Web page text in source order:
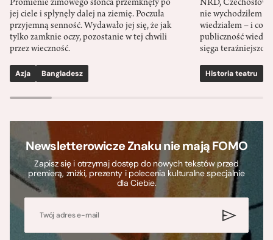
Promienie zimowego słońca przemknęły po
jej ciele i spłynęły dalej na ziemię. Poczuła
przyjemną senność. Wydawało jej się, że jak
tylko zamknie oczy, pozostanie w tej chwili
przez wieczność.
Azja Bangladesz
NRD,
nie wychodziłem
wiedziałem – i co
publiczność
sięga
Historia teatru
Newsletterowicze Znaku nie mają FOMO
Zapisz się i otrzymaj dostęp do nowych tekstów przed
premierą, zniżki, prezenty i polecenia kulturalne specjalnie
dla Ciebie.